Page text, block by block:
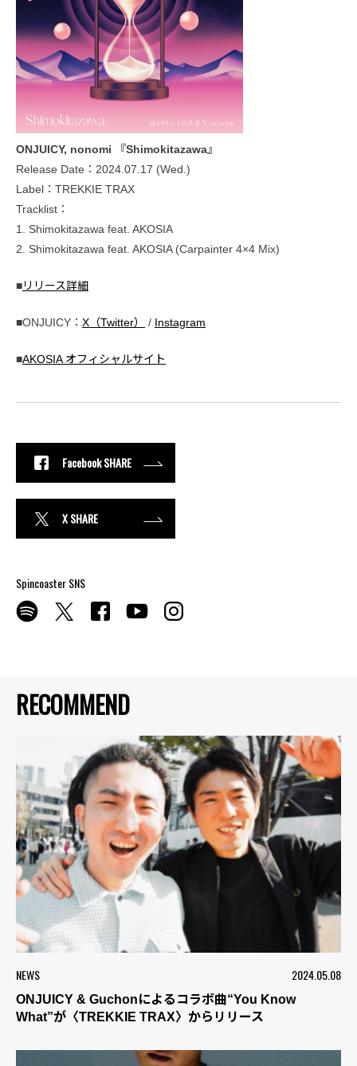
RECOMMEND
NEWS 2024.05.08
ONJUICY & Guchonによるコラボ曲“You Know
What”が〈TREKKIE TRAX〉からリリース
ONJUICY, nonomi 『Shimokitazawa』
Release Date：2024.07.17 (Wed.)
Label：TREKKIE TRAX
Tracklist：
1. Shimokitazawa feat. AKOSIA
2. Shimokitazawa feat. AKOSIA (Carpainter 4×4 Mix)
■リリース詳細
■ONJUICY： X（Twitter） / Instagram
■AKOSIA オフィシャルサイト
Facebook SHARE
X SHARE
Spincoaster SNS